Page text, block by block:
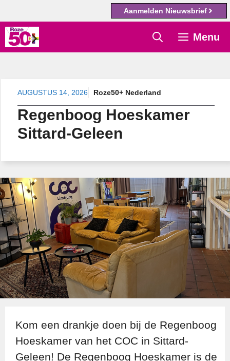
Aanmelden Nieuwsbrief
Ga
naar
Menu
AUGUSTUS 14, 2026 Roze50+ Nederland
Regenboog Hoeskamer
Sittard-Geleen
Kom een drankje doen bij de Regenboog
Hoeskamer van het COC in Sittard-
Geleen! De Regenboog Hoeskamer is de